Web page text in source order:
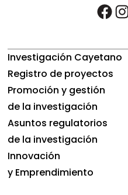
facebook instagram
Investigación Cayetano
Registro de proyectos
Promoción y gestión
de la investigación
Asuntos regulatorios
de la investigación
Innovación
y Emprendimiento